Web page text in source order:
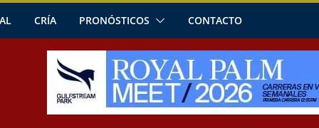
CRÍA PRONÓSTICOS CONTACTO